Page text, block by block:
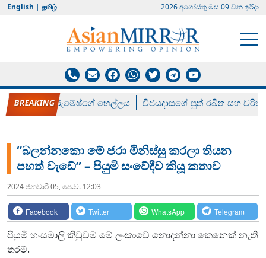
English | தமிழ் 2026 අගෝස්‍තු මස 09 වන ඉරිදා
රන් ගෙනා රුමේෂ්ගේ හෙල්ලය විජයදාසගේ පුත් රඛිත සහ චරිත්
“බලන්නකො මේ ජරා මිනිස්සු කරලා තියන
පහත් වැඩේ” – පියුමි සංවේදීව කියූ කතාව
2024 ජනවාරි 05, පෙ.ව. 12:03
Facebook Twitter WhatsApp Telegram
පියුමි හංසමාලි කිවුවම මේ ලංකාවේ නොදන්නා කෙනෙක් නැති
තරම්.